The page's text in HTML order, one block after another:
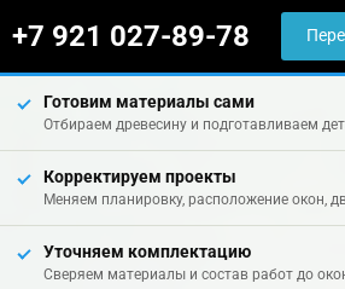
+7 921 027-89-78
Готовим материалы сами
Отбираем древесину и подготавливаем
Корректируем проекты
Меняем планировку, расположение окон,
Уточняем комплектацию
Сверяем материалы и состав работ до